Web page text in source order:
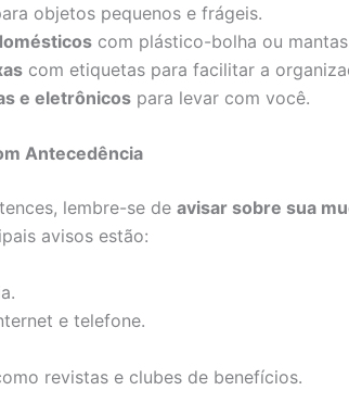
objetos pequenos e frágeis.
com plástico-bolha ou
com etiquetas para facilitar a
e eletrônicos para levar com você.
Antecedência
lembre-se de avisar sobre sua
avisos estão:
e telefone.
revistas e clubes de benefícios.